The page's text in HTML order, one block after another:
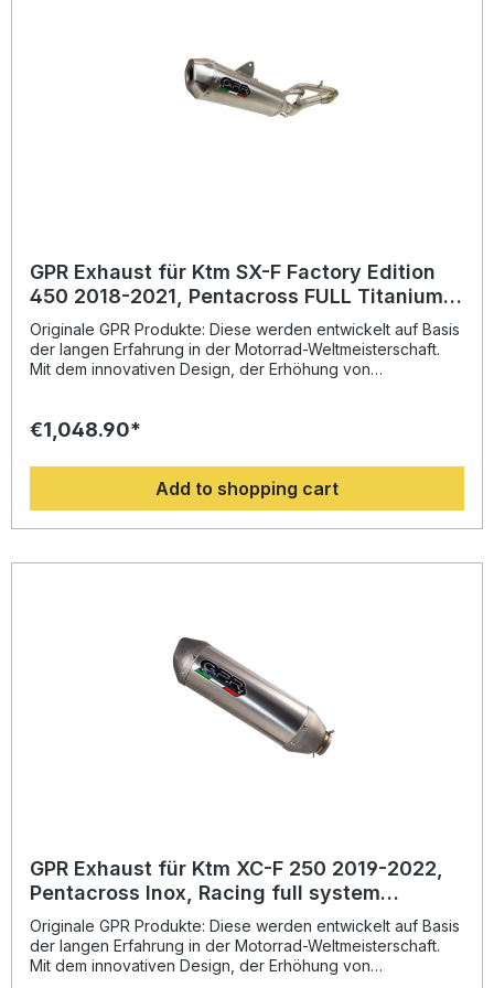
db killer/spark arrestorZulassung: NoLieferzeit: ca. 14 Tage
GPR Exhaust für Ktm SX-F Factory Edition
450 2018-2021, Pentacross FULL Titanium,
Racing full system exhaust, including
removabl
Originale GPR Produkte: Diese werden entwickelt auf Basis
der langen Erfahrung in der Motorrad-Weltmeisterschaft.
Mit dem innovativen Design, der Erhöhung von
Fahrzeug deutlich auf und erhalten ein perfektes Preis-
eine hörbare Soundverbesserung zur Serie, die Sie beim
Fahren geniessen können. Der Hersteller ist DIN zertifiziert
und garantiert somit eine gleichbleibend hohe Qualität
seiner Produkte, von der Sie als Kunde profitieren.
Montageempfehlungen: GPR Produkte sind Plug and Play.
entsprechende Zubehör. Full system including removable
db killer/spark arrestorZulassung: NoLieferzeit: ca. 14 Tage
€1,048.90*
Add to shopping cart
GPR Exhaust für Ktm XC-F 250 2019-2022,
Pentacross Inox, Racing full system
exhaust, including removable db
killer/spark arresto
Originale GPR Produkte: Diese werden entwickelt auf Basis
der langen Erfahrung in der Motorrad-Weltmeisterschaft.
Mit dem innovativen Design, der Erhöhung von